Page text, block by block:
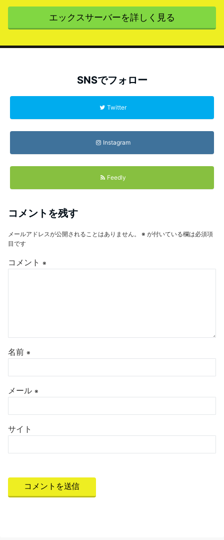
エックスサーバーを詳しく見る
SNSでフォロー
Twitter
Instagram
Feedly
コメントを残す
メールアドレスが公開されることはありません。 ※ が付いている欄は必須項
目です
コメント ※
名前 ※
メール ※
サイト